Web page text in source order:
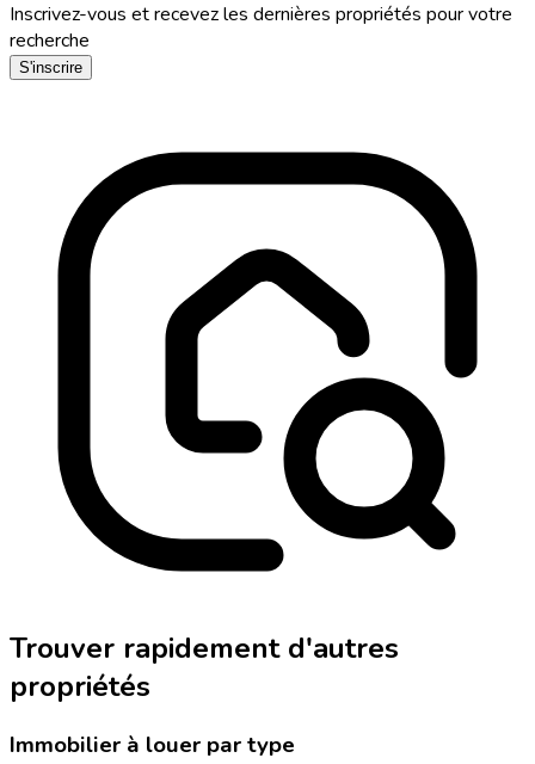
Inscrivez-vous et recevez les dernières propriétés pour votre
recherche
S'inscrire
Trouver rapidement d'autres
propriétés
Immobilier à louer par type